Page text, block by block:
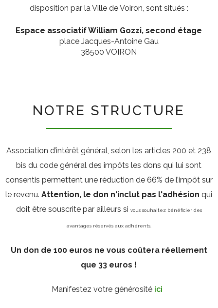
disposition par la Ville de Voiron, sont situés :
Espace associatif William Gozzi, second étage
place Jacques-Antoine Gau
38500 VOIRON
NOTRE STRUCTURE
Association d’intérêt général, selon les articles 200 et 238
bis du code général des impôts les dons qui lui sont
consentis permettent une réduction de 66% de l’impôt sur
le revenu.Attention, le don n'inclut pas l'adhésion qui
doit être souscrite par ailleurs si vous souhaitez bénéficier des
avantages réservés aux adhérents.
Un don de 100 euros ne vous coûtera réellement
que 33 euros !
Manifestez votre générosité ici